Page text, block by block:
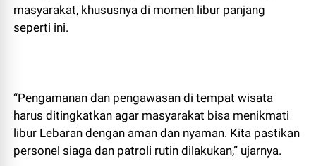
masyarakat, khususnya di momen libur panjang
seperti ini.
“Pengamanan dan pengawasan di tempat wisata
harus ditingkatkan agar masyarakat bisa menikmati
libur Lebaran dengan aman dan nyaman. Kita pastikan
personel siaga dan patroli rutin dilakukan,” ujarnya.